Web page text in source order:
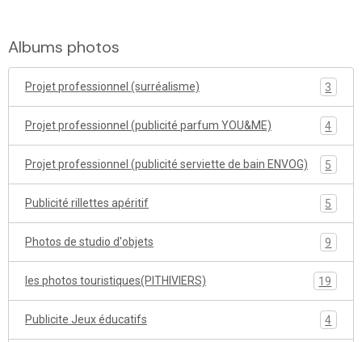
Albums photos
Projet professionnel (surréalisme) 3
Projet professionnel (publicité parfum YOU&ME) 4
Projet professionnel (publicité serviette de bain ENVOG) 5
Publicité rillettes apéritif 5
Photos de studio d'objets 9
les photos touristiques(PITHIVIERS) 19
Publicite Jeux éducatifs 4